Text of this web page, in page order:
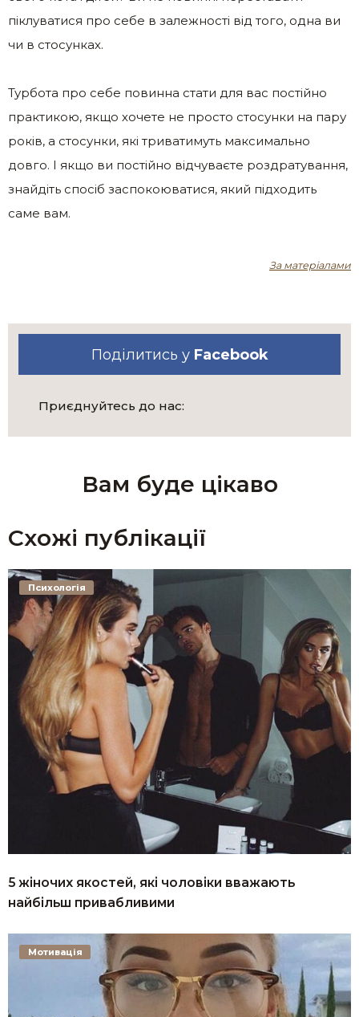
піклуватися про себе в залежності від того, одна ви
чи в стосунках.
Турбота про себе повинна стати для вас постійно
практикою, якщо хочете не просто стосунки на пару
років, а стосунки, які триватимуть максимально
довго. І якщо ви постійно відчуваєте роздратування,
знайдіть спосіб заспокоюватися, який підходить
саме вам.
За матеріалами
Поділитись у Facebook
Приєднуйтесь до нас:
Вам буде цікаво
Схожі публікації
5 жіночих якостей, які чоловіки вважають
найбільш привабливими
Психологія
Мотивація